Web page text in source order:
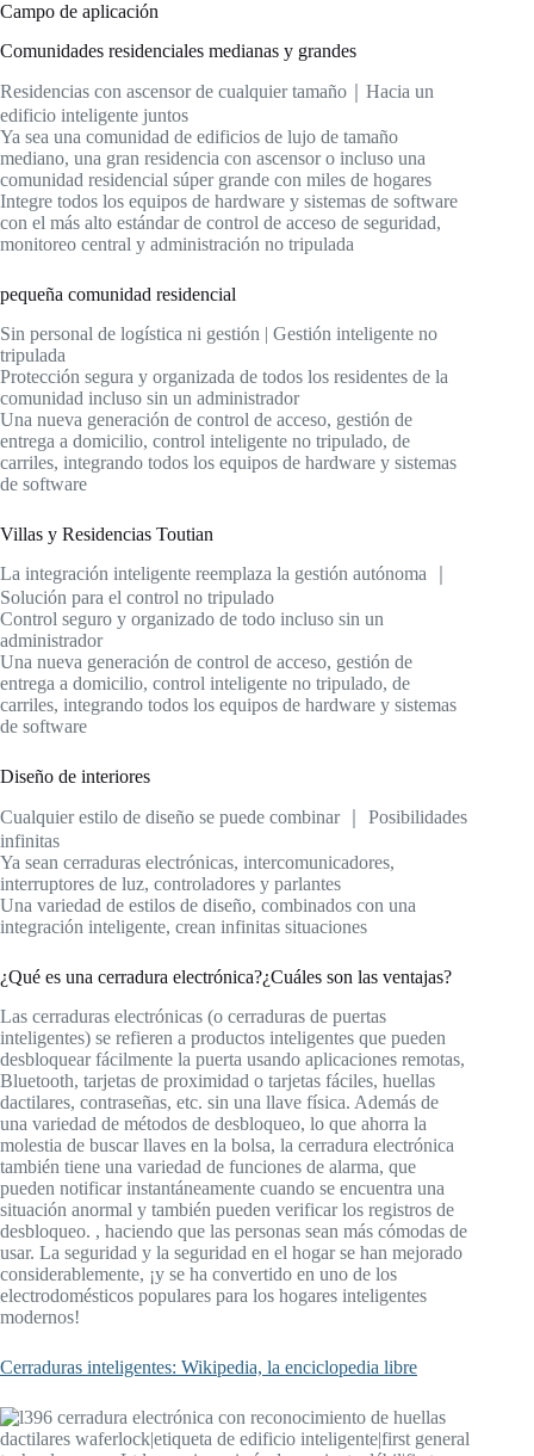
Campo de aplicación
Comunidades residenciales medianas y grandes
Residencias con ascensor de cualquier tamaño｜Hacia un
edificio inteligente juntos
Ya sea una comunidad de edificios de lujo de tamaño
mediano, una gran residencia con ascensor o incluso una
comunidad residencial súper grande con miles de hogares
Integre todos los equipos de hardware y sistemas de software
con el más alto estándar de control de acceso de seguridad,
monitoreo central y administración no tripulada
pequeña comunidad residencial
Sin personal de logística ni gestión | Gestión inteligente no
tripulada
Protección segura y organizada de todos los residentes de la
comunidad incluso sin un administrador
Una nueva generación de control de acceso, gestión de
entrega a domicilio, control inteligente no tripulado, de
carriles, integrando todos los equipos de hardware y sistemas
de software
Villas y Residencias Toutian
La integración inteligente reemplaza la gestión autónoma ｜
Solución para el control no tripulado
Control seguro y organizado de todo incluso sin un
administrador
Una nueva generación de control de acceso, gestión de
entrega a domicilio, control inteligente no tripulado, de
carriles, integrando todos los equipos de hardware y sistemas
de software
Diseño de interiores
Cualquier estilo de diseño se puede combinar ｜ Posibilidades
infinitas
Ya sean cerraduras electrónicas, intercomunicadores,
interruptores de luz, controladores y parlantes
Una variedad de estilos de diseño, combinados con una
integración inteligente, crean infinitas situaciones
¿Qué es una cerradura electrónica?¿Cuáles son las ventajas?
Las cerraduras electrónicas (o cerraduras de puertas
inteligentes) se refieren a productos inteligentes que pueden
desbloquear fácilmente la puerta usando aplicaciones remotas,
Bluetooth, tarjetas de proximidad o tarjetas fáciles, huellas
dactilares, contraseñas, etc. sin una llave física. Además de
una variedad de métodos de desbloqueo, lo que ahorra la
molestia de buscar llaves en la bolsa, la cerradura electrónica
también tiene una variedad de funciones de alarma, que
pueden notificar instantáneamente cuando se encuentra una
situación anormal y también pueden verificar los registros de
desbloqueo. , haciendo que las personas sean más cómodas de
usar. La seguridad y la seguridad en el hogar se han mejorado
considerablemente, ¡y se ha convertido en uno de los
electrodomésticos populares para los hogares inteligentes
modernos!
Cerraduras inteligentes: Wikipedia, la enciclopedia libre